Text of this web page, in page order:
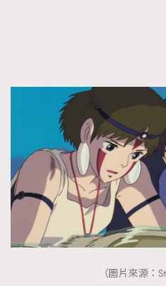
AFrenchMind
EmpowerF
（圖片來源：